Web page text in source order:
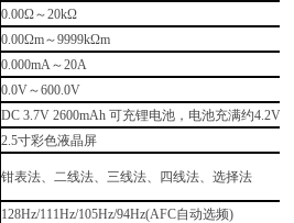
0.00Ω～20kΩ
0.00Ωm～9999kΩm
0.000mA～20A
0.0V～600.0V
DC 3.7V 2600mAh 可充锂电池，电池充满约4.2V
2.5寸彩色液晶屏
钳表法、二线法、三线法、四线法、选择法
128Hz/111Hz/105Hz/94Hz(AFC自动选频)